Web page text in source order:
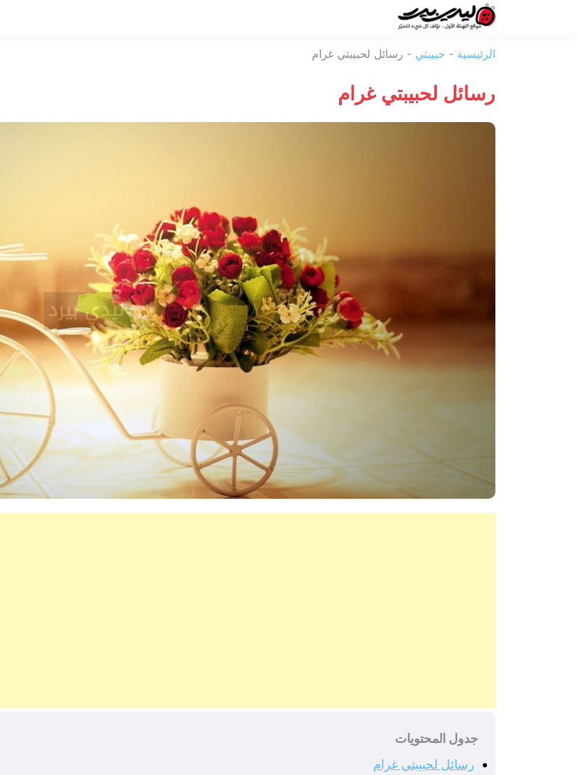
بيرد
الرئيسية - حبيبتي - رسائل لحبيبتي غرام
رسائل لحبيبتي غرام
جدول المحتويات
رسائل لحبيبتي غرام